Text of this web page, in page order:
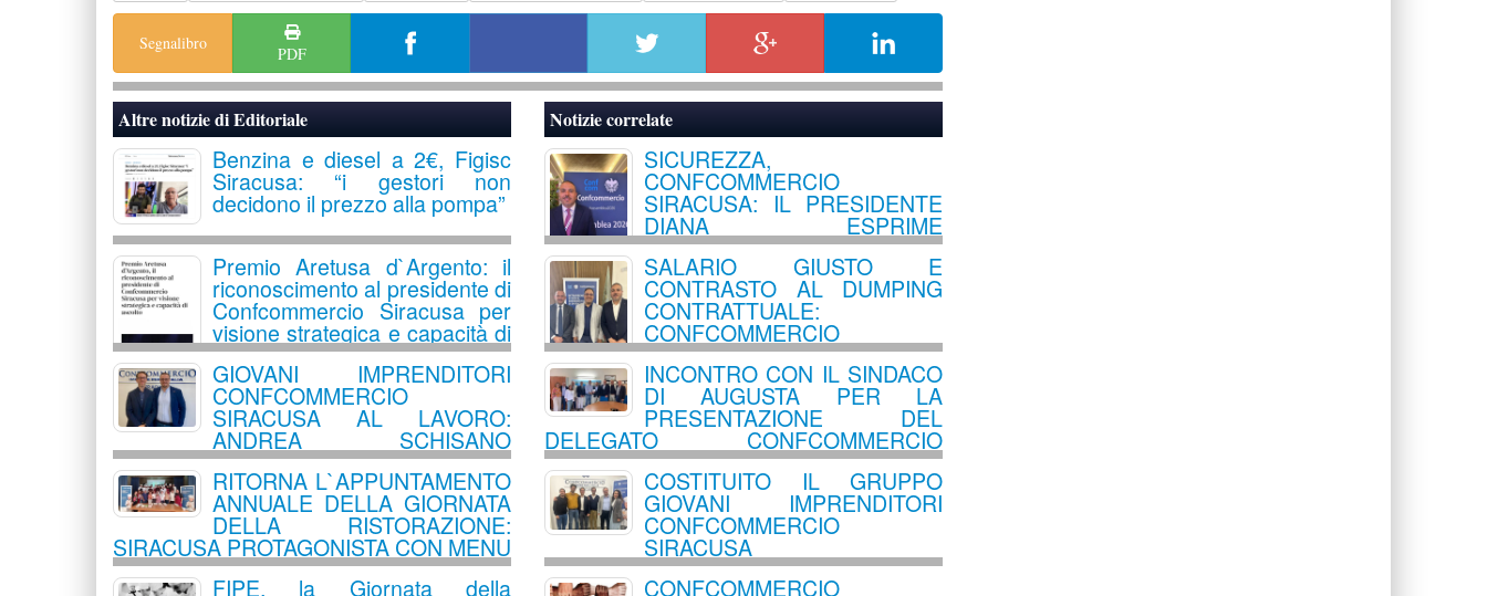
Segnalibro
PDF
Altre notizie diEditoriale
Benzina e diesel a 2€, Figisc
Siracusa: “i gestori non
decidono il prezzo alla pompa”
Premio Aretusa d`Argento: il
riconoscimento al presidente di
Confcommercio Siracusa per
visione strategica e capacità di
ascolto
GIOVANI IMPRENDITORI
CONFCOMMERCIO
SIRACUSA AL LAVORO:
ANDREA SCHISANO
NOMINATO VICEPRESIDENTE
RITORNA L`APPUNTAMENTO
ANNUALE DELLA GIORNATA
DELLA RISTORAZIONE:
SIRACUSA PROTAGONISTA CON MENU
DEDICATI E UN LABORATORIO
FIPE, la Giornata della
Notizie correlate
SICUREZZA,
CONFCOMMERCIO
SIRACUSA: IL PRESIDENTE
DIANA ESPRIME
SOLIDARIETÀ AI
COMMERCIANTI COLPITI E
CHIEDE UN RAFFORZAMENTO DEI
CONTROLLI SUL TERRITORIO
SALARIO GIUSTO E
CONTRASTO AL DUMPING
CONTRATTUALE:
CONFCOMMERCIO
SIRACUSA TRACCIA LA
ROTTA PER IL FUTURO DEL
TURISMO E DEL LAVORO
INCONTRO CON IL SINDACO
DI AUGUSTA PER LA
PRESENTAZIONE DEL
DELEGATO CONFCOMMERCIO
SIRACUSA NEL COMUNE MEGARESE
COSTITUITO IL GRUPPO
GIOVANI IMPRENDITORI
CONFCOMMERCIO
SIRACUSA
CONFCOMMERCIO